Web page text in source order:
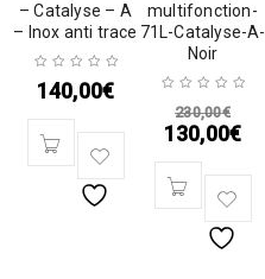
– Catalyse – A
– Inox anti trace
140,00€
multifonction-
71L-Catalyse-A-
Noir
230,00€
130,00€